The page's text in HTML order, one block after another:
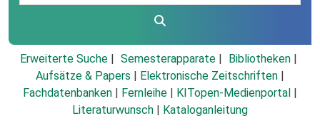
Erweiterte Suche Semesterapparate
Bibliotheken
Aufsätze & Papers
Elektronische Zeitschriften
Fachdatenbanken
Fernleihe KITopen-Medienportal
Literaturwunsch
Kataloganleitung